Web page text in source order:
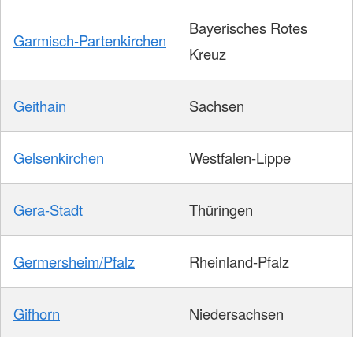
Garmisch-Partenkirchen
Bayerisches Rotes
Kreuz
Geithain Sachsen
Gelsenkirchen Westfalen-Lippe
Gera-Stadt Thüringen
Germersheim/Pfalz Rheinland-Pfalz
Gifhorn Niedersachsen